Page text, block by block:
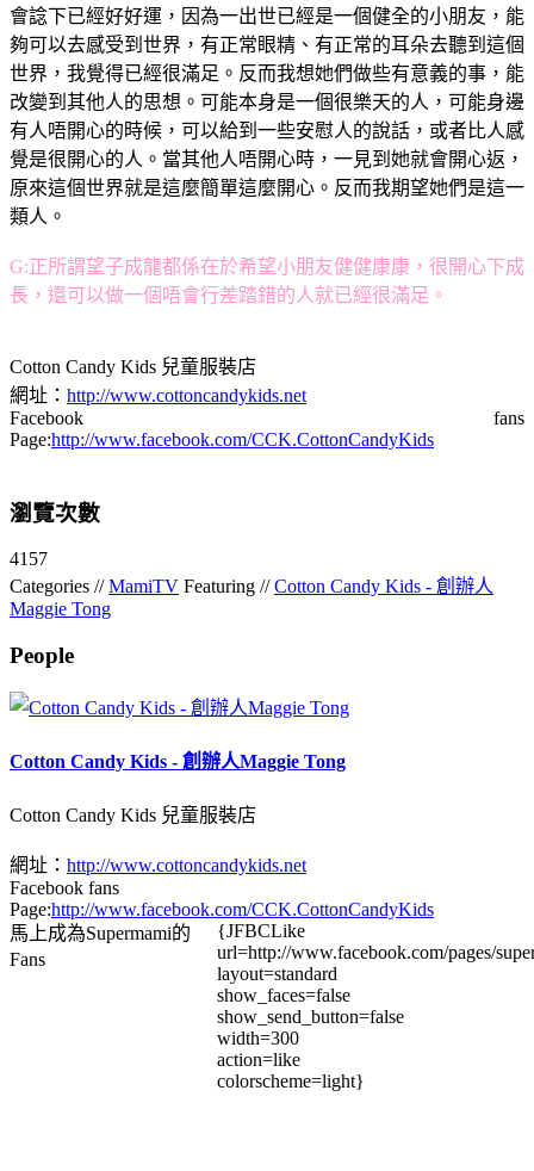
會諗下已經好好運，因為一出世已經是一個健全的小朋友，能
夠可以去感受到世界，有正常眼精、有正常的耳朵去聽到這個
世界，我覺得已經很滿足。反而我想她們做些有意義的事，能
改變到其他人的思想。可能本身是一個很樂天的人，可能身邊
有人唔開心的時候，可以給到一些安慰人的說話，或者比人感
覺是很開心的人。當其他人唔開心時，一見到她就會開心返，
原來這個世界就是這麼簡單這麼開心。反而我期望她們是這一
類人。
G:正所謂望子成龍都係在於希望小朋友健健康康，很開心下成
長，還可以做一個唔會行差踏錯的人就已經很滿足。
Cotton Candy Kids 兒童服裝店
網址： http://www.cottoncandykids.net
Facebook fans
Page:http://www.facebook.com/CCK.CottonCandyKids
瀏覽次數
4157
Categories //MamiTV Featuring //Cotton Candy Kids - 創辦人
Maggie Tong
People
Cotton Candy Kids - 創辦人Maggie Tong
Cotton Candy Kids 兒童服裝店
網址： http://www.cottoncandykids.net
Facebook fans
Page:http://www.facebook.com/CCK.CottonCandyKids
馬上成為Supermami的
Fans
{JFBCLike
url=http://www.facebook.com/pages/
layout=standard
show_faces=false
show_send_button=false
width=300
action=like
colorscheme=light}